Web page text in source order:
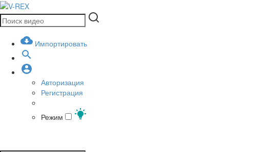
Импортировать
Авторизация
Регистрация
Режим